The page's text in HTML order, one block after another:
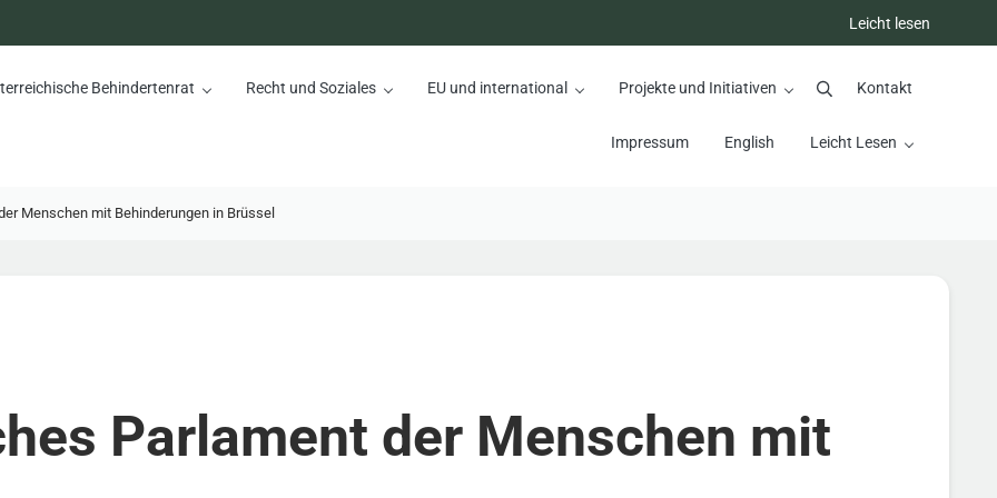
Leicht lesen
Behindertenrat Recht und Soziales EU und international Projekte und Initiativen SuchenKontakt
Impressum English Leicht Lesen
Menschen mit Behinderungen in Brüssel
Parlament der Menschen mit